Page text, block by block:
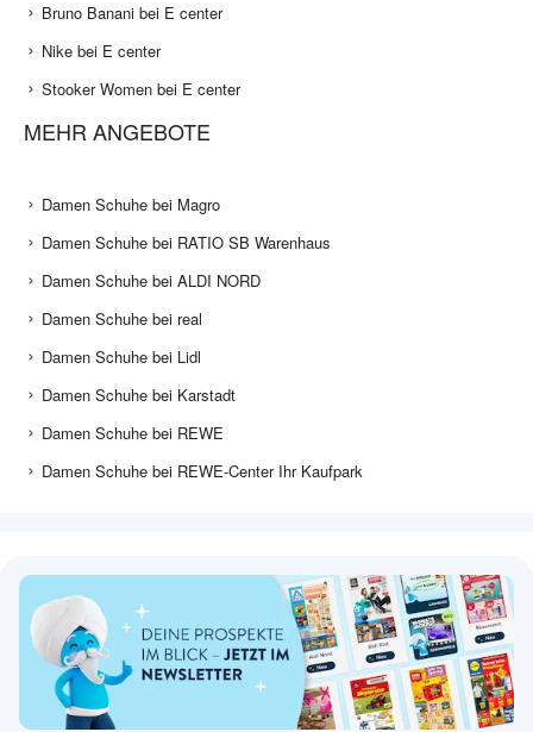
Bruno Banani bei E center
Nike bei E center
Stooker Women bei E center
MEHR ANGEBOTE
Damen Schuhe bei Magro
Damen Schuhe bei RATIO SB Warenhaus
Damen Schuhe bei ALDI NORD
Damen Schuhe bei real
Damen Schuhe bei Lidl
Damen Schuhe bei Karstadt
Damen Schuhe bei REWE
Damen Schuhe bei REWE-Center Ihr Kaufpark